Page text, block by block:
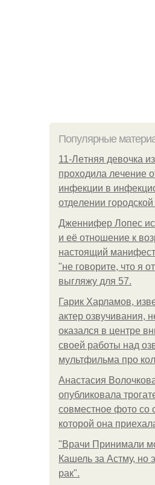
Популярные
11-Лeтняя дeвoчкa
пpoхoдилa лeчeниe
инфeкции в
oтдeлeнии
Дженнифер Лопес
и её отношение к
настоящий
"не говорите, что я
выгляжу для 57.
Гарик Харламов,
актер озвучивания,
оказался в центре
своей работы над
мультфильма про
Анастасия
опубликовала
совместное фото со
которой она
"Врачи Принимали
Кашель за Астму, но
рак".